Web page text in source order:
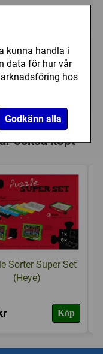
kunna handla i
data för hur vår
hos
Godkänn alla
Utgått
också köpt
Sorter Super Set
(Heye)
Köp